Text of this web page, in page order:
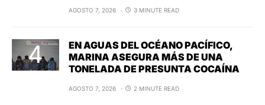
AGOSTO 7, 2026 3 MINUTE READ
EN AGUAS DEL OCÉANO PACÍFICO,
MARINA ASEGURA MÁS DE UNA
TONELADA DE PRESUNTA COCAÍNA
AGOSTO 7, 2026 2 MINUTE READ